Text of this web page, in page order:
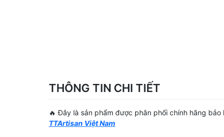
THÔNG TIN CHI TIẾT
🔥 Đây là sản phẩm được phân phối chính hãng
TTArtisan Việt Nam